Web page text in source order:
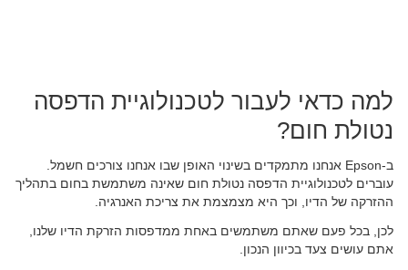
למה כדאי לעבור לטכנולוגיית הדפסה
נטולת חום?
ב-Epson אנחנו מתמקדים בשינוי האופן שבו אנחנו צורכים חשמל.
עוברים לטכנולוגיית הדפסה נטולת חום שאינה משתמשת בחום בתהליך
ההזרקה של הדיו, וכך היא מצמצמת את צריכת האנרגיה.
לכן, בכל פעם שאתם משתמשים באחת ממדפסות הזרקת הדיו שלנו,
אתם עושים צעד בכיוון הנכון.